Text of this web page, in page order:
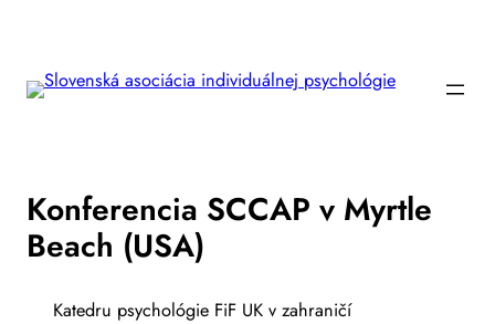
Konferencia SCCAP v Myrtle
Beach (USA)
Katedru psychológie FiF UK v zahraničí